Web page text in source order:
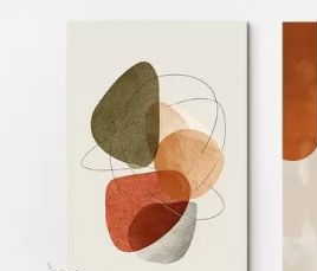
Стійкість до вицвітання
Безпечне чорнило без запаху
Поверхня з текстурою полотна
Екологічний матеріал
Преміум
.00грн